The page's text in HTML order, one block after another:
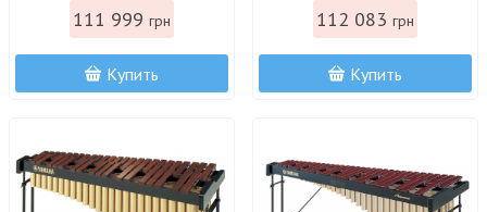
111 999 грн
Купить
112 083 грн
Купить